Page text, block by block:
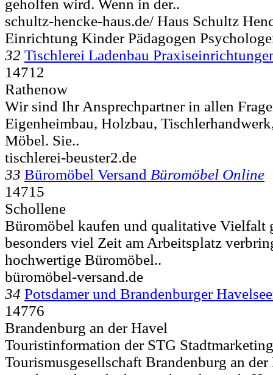
geholfen wird. Wenn in der..
schultz-hencke-haus.de/ Haus Schultz
Einrichtung Kinder Pädagogen
32 Tischlerei Ladenbau
14712
Rathenow
Wir sind Ihr Ansprechpartner in allen
Eigenheimbau, Holzbau,
Möbel. Sie..
tischlerei-beuster2.de
33 Büromöbel Versand Büromöbel Online
14715
Schollene
Büromöbel kaufen und qualitative Vielfalt
besonders viel Zeit am Arbeitsplatz
hochwertige Büromöbel..
büromöbel-versand.de
34 Potsdamer und Brandenburger
14776
Brandenburg an der Havel
Touristinformation der STG
Tourismusgesellschaft Brandenburg an